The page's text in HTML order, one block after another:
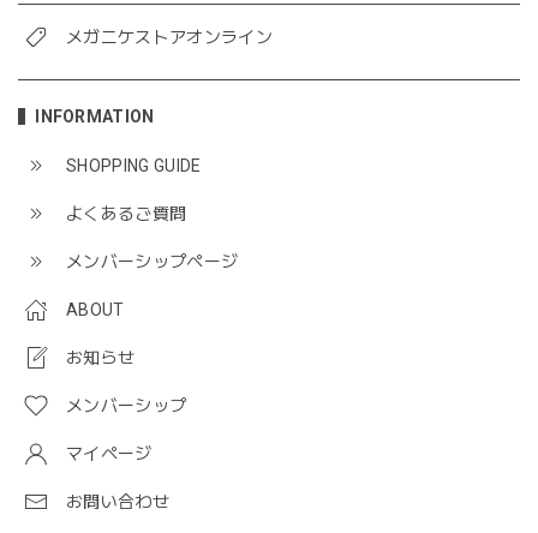
メガニケストアオンライン
INFORMATION
SHOPPING GUIDE
よくあるご質問
メンバーシップページ
ABOUT
お知らせ
メンバーシップ
マイページ
お問い合わせ